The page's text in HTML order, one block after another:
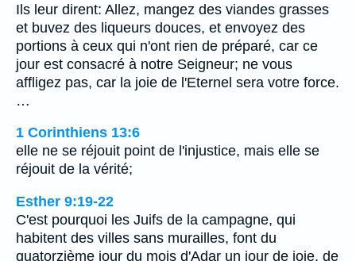
Ils leur dirent: Allez, mangez des viandes grasses
et buvez des liqueurs douces, et envoyez des
portions à ceux qui n'ont rien de préparé, car ce
jour est consacré à notre Seigneur; ne vous
affligez pas, car la joie de l'Eternel sera votre force.
…
1 Corinthiens 13:6
elle ne se réjouit point de l'injustice, mais elle se
réjouit de la vérité;
Esther 9:19-22
C'est pourquoi les Juifs de la campagne, qui
habitent des villes sans murailles, font du
quatorzième jour du mois d'Adar un jour de joie, de